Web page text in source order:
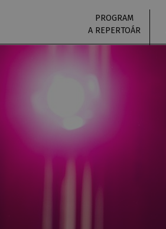
PROGRAM
A REPERTOÁR